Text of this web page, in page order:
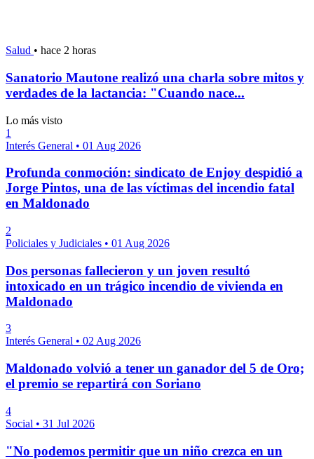
Salud • hace 2 horas
Sanatorio Mautone realizó una charla sobre mitos y
verdades de la lactancia: "Cuando nace...
Lo más visto
1
Interés General • 01 Aug 2026
Profunda conmoción: sindicato de Enjoy despidió a
Jorge Pintos, una de las víctimas del incendio fatal
en Maldonado
2
Policiales y Judiciales • 01 Aug 2026
Dos personas fallecieron y un joven resultó
intoxicado en un trágico incendio de vivienda en
Maldonado
3
Interés General • 02 Aug 2026
Maldonado volvió a tener un ganador del 5 de Oro;
el premio se repartirá con Soriano
4
Social • 31 Jul 2026
"No podemos permitir que un niño crezca en un